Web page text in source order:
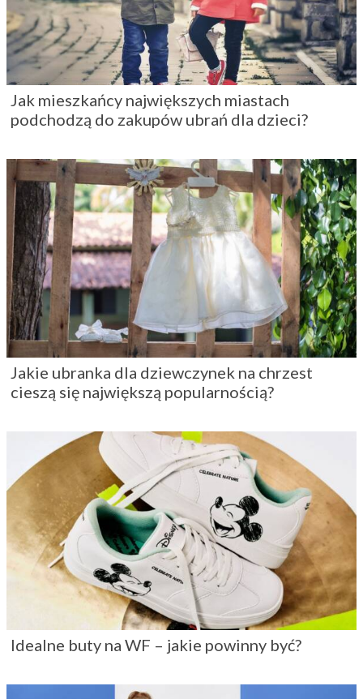
Jak mieszkańcy największych miastach
podchodzą do zakupów ubrań dla dzieci?
Jakie ubranka dla dziewczynek na chrzest
cieszą się największą popularnością?
Idealne buty na WF – jakie powinny być?